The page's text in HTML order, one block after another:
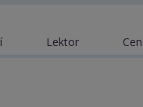
Lektor